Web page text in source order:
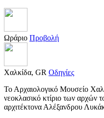
Ωράριο Προβολή
Χαλκίδα, GR Οδηγίες
Το Αρχαιολογικό Μουσείο
νεοκλασικό κτίριο των αρχών
αρχιτέκτονα Αλέξανδρου